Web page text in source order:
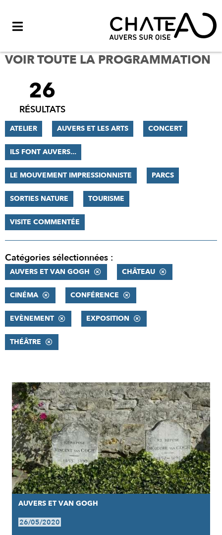
VOIR TOUTE LA PROGRAMMATION
FILTRER
RÉSULTATS
26
RÉSULTATS
ATELIER AUVERS ET LES ARTS CONCERT
ILS FONT AUVERS...
LE MOUVEMENT IMPRESSIONNISTE PARCS
SORTIES NATURE TOURISME
VISITE COMMENTÉE
Catégories sélectionnées :
AUVERS ET VAN GOGH CHÂTEAU
CINÉMA CONFÉRENCE
EVÈNEMENT EXPOSITION
THÉÂTRE
RÉSULTATS
AUVERS ET VAN GOGH
26/05/2020